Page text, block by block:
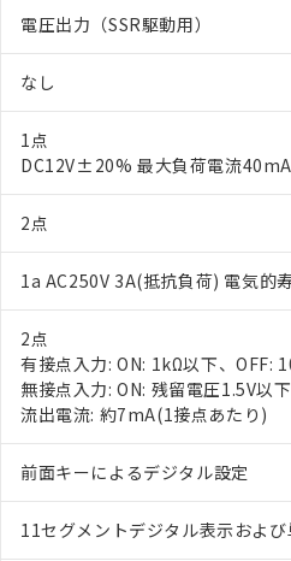
電圧出力（SSR駆動用）
なし
1点
DC12V±20% 最大負荷電流
2点
1a AC250V 3A(抵抗負荷) 電気的
2点
有接点入力: ON: 1kΩ以下、OFF:
無接点入力: ON: 残留電圧1.5V以
流出電流: 約7mA(1接点あたり)
前面キーによるデジタル設定
11セグメントデジタル表示およ
ご利用条件
以下の条件をお読みいただき、同意
※1 対応状況
対応済み：EU RoHS指令（10物
対応予定：EU RoHS指令（10物質
対応予定なし：EU RoHS指令（10
非該当品：ライセンス料など無形物
仕入先様の事情により、非含有部品
があります。
※1 中国RoHS○×表